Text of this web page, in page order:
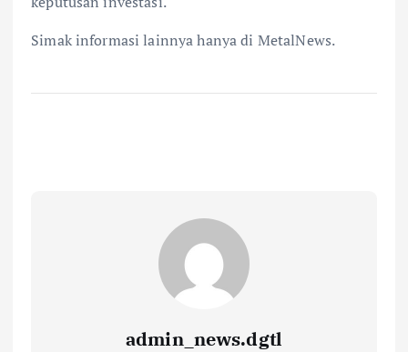
Simak informasi lainnya hanya di MetalNews.
admin_news.dgtl